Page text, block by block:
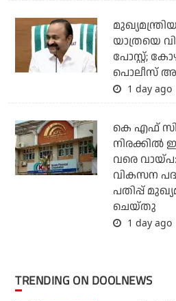
യാത്രയെ
പോസ്റ്റ്;
പൊലീസ്
1 day ago
കെ എഫ് സി
നിരക്കിൽ
വരെ
വികസന
പതിപ്പ്
ചെയ്തു
1 day ago
TRENDING ON DOOLNEWS